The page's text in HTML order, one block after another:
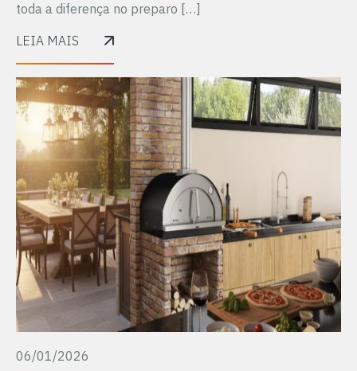
toda a diferença no preparo […]
LEIA MAIS
06/01/2026